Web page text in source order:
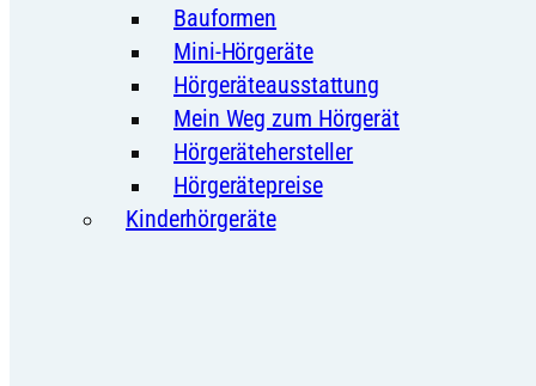
Bauformen
Mini-Hörgeräte
Hörgeräteausstattung
Mein Weg zum Hörgerät
Hörgerätehersteller
Hörgerätepreise
Kinderhörgeräte